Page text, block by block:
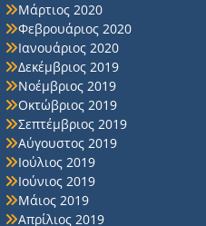
Μάρτιος 2020
Φεβρουάριος 2020
Ιανουάριος 2020
Δεκέμβριος 2019
Νοέμβριος 2019
Οκτώβριος 2019
Σεπτέμβριος 2019
Αύγουστος 2019
Ιούλιος 2019
Ιούνιος 2019
Μάιος 2019
Απρίλιος 2019